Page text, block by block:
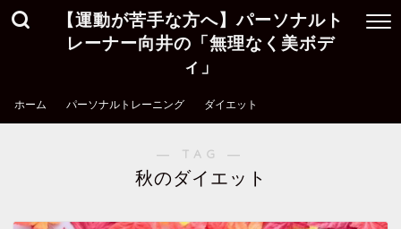
【運動が苦手な方へ】パーソナルト
レーナー向井の「無理なく美ボデ
ィ」
ホーム パーソナルトレーニング ダイエット
― TAG ―
秋のダイエット